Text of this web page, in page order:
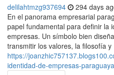
delilahtmzg937694 294 days
En el panorama empresarial
papel fundamental para definir la
empresas. Un símbolo bien
transmitir los valores, la filosofía y
https://
identidad-de-empresas-